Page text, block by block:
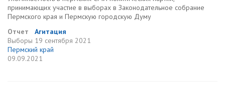
принимающих участие в выборах в Законодательное собрание
Пермского края и Пермскую городскую Думу
Отчет
Агитация
Выборы 19 сентября 2021
Пермский край
09.09.2021